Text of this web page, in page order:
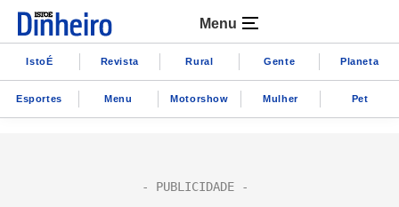
Menu
IstoÉ Revista Rural Gente Planeta
Esportes Menu Motorshow Mulher Pet